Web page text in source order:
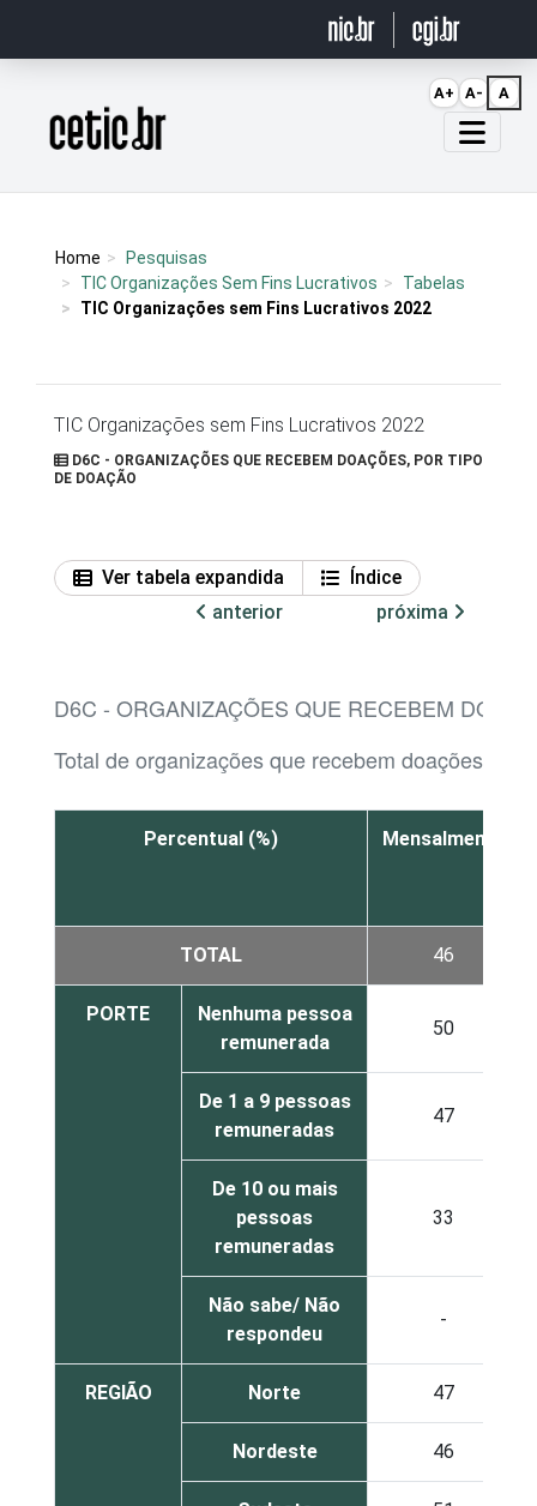
Página inicial
Home
Pesquisas
TIC Organizações Sem Fins Lucrativos
Tabelas
TIC Organizações sem Fins Lucrativos 2022
TIC Organizações sem Fins Lucrativos 2022
D6C - ORGANIZAÇÕES QUE RECEBEM DOAÇÕES, POR TIPO
DE DOAÇÃO
Ver tabela expandida
Índice
anterior
próxima
D6C - ORGANIZAÇÕES QUE RECEBEM
Total de organizações que recebem doações
Percentual (%) Mensalmente
TOTAL 46
PORTE
Nenhuma pessoa
remunerada
50
De 1 a 9 pessoas
remuneradas
47
De 10 ou mais
pessoas
remuneradas
33
Não sabe/ Não
respondeu
-
REGIÃO Norte 47
Nordeste 46
A+ A- A